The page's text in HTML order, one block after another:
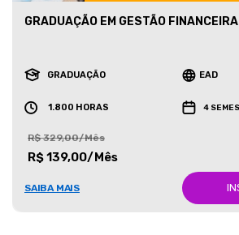
GRADUAÇÃO EM GESTÃO FINANCEIRA
GRADUAÇÃO EAD
1.800 HORAS 4
R$ 329,00/Mês
R$ 139,00/Mês
SAIBA MAIS